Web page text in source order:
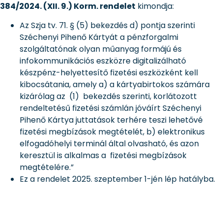
384/2024. (XII. 9.) Korm. rendelet kimondja:
Az Szja tv. 71. § (5) bekezdés d) pontja szerinti
Széchenyi Pihenő Kártyát a pénzforgalmi
szolgáltatónak olyan műanyag formájú és
infokommunikációs eszközre digitalizálható
készpénz-helyettesítő fizetési eszközként kell
kibocsátania, amely a) a kártyabirtokos számára
kizárólag az (1) bekezdés szerinti, korlátozott
rendeltetésű fizetési számlán jóváírt Széchenyi
Pihenő Kártya juttatások terhére teszi lehetővé
fizetési megbízások megtételét, b) elektronikus
elfogadóhelyi terminál által olvasható, és azon
keresztül is alkalmas a fizetési megbízások
megtételére.”
Ez a rendelet 2025. szeptember 1-jén lép hatályba.